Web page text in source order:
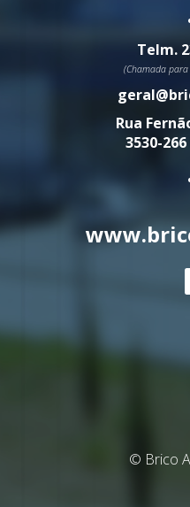
Telm.
(Chamada
Rua
3530-
© Brico